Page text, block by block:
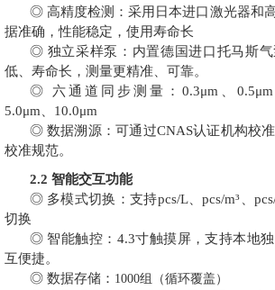
◎ 高精度检测：采用日本进口激光器和
据准确，性能稳定，使用寿命长
◎ 独立采样泵：内置德国进口托马斯
低、寿命长，测量更精准、可靠。
◎ 六通道同步测量：0.3μm 、0.5μm
5.0μm 10.0μm
◎ 数据溯源：可通过CNAS认证机构校准
校准规范。
2.2 智能交互功能
◎ 多模式切换 ：支持pcs/L、pcs/m³
切换
◎ 智能触控：4.3寸触摸屏，支持本地
互便捷。
◎ 数据存储： 1000组（循环覆盖）